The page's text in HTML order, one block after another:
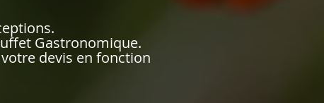
Gastronomique.
devis en fonction